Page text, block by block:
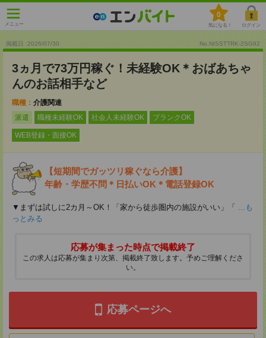
メニュー
0
気になる！ ログイン
掲載日 :2026/07/30 No.NISSTTRK-2SG92
3ヵ月で73万円稼ぐ！未経験OK＊おばあちゃ
んのお話相手など
職種： 介護関連
派遣
職種未経験OK 社会人未経験OK ブランクOK
WEB登録・面接OK
【短期間でガッツリ稼ぐなら介護】
年齢・学歴不問＊日払いOK＊電話登録OK
▼まずは試しに2カ月～OK！「家から徒歩圏内の施設がいい」「 ...も
っとみる
応募が集まった時点で掲載終了
この求人は応募が集まり次第、掲載終了致します。予めご理解くださ
い。
応募ページへ